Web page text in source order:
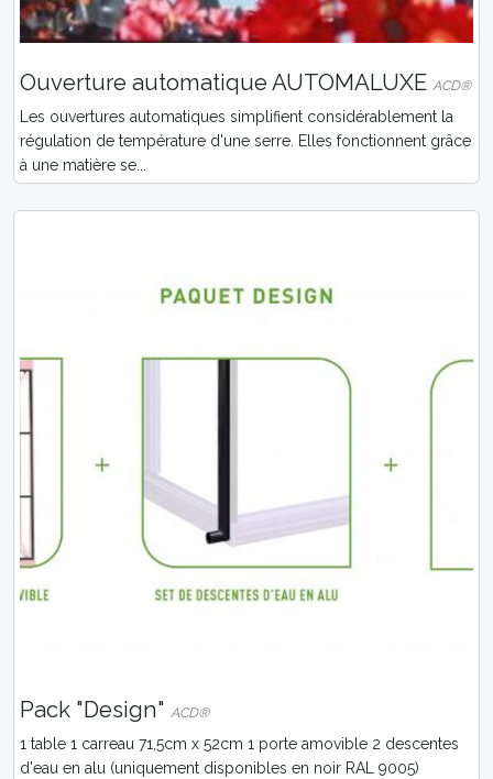
Ouverture automatique AUTOMALUXE ACD®
Les ouvertures automatiques simplifient considérablement la
régulation de température d'une serre. Elles fonctionnent grâce
à une matière se...
Pack "Design" ACD®
1 table 1 carreau 71,5cm x 52cm 1 porte amovible 2 descentes
d'eau en alu (uniquement disponibles en noir RAL 9005)